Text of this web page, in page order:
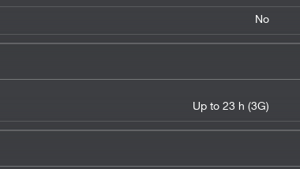
No
Up to 23 h (3G)